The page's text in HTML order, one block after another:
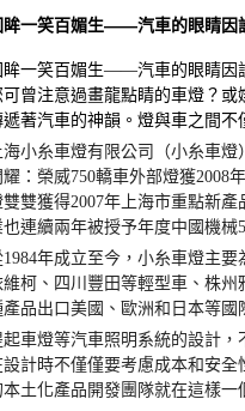
眸一笑百媚生——汽車的眼睛因
眸一笑百媚生——汽車的眼睛因
可曾注意過畫龍點睛的車燈？
遞著汽車的神韻。燈與車之間
海小糸車燈有限公司（小糸車
耀：榮威750轎車外部燈獲2008
雙雙獲得2007年上海市重點新產
也連續兩年被授予年度中國機械
1984年成立至今，小糸車燈主
維柯、四川豐田等輕型車、株
產品出口美國、歐洲和日本等國
起車燈等汽車照明系統的設計
設計時不僅僅要考慮成本和安
本土化產品開發團隊就在這樣一